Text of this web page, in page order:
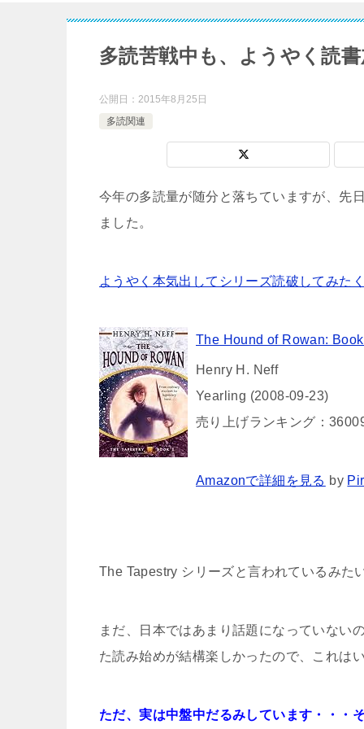
多読苦戦中も、ようやく読
公開日： 2015年8月25日
多読関連
今年の多読量が随分と落ちていますが、先
ました。
ようやく本気出してシリーズ読破してみた
The Hound of Rowan:
Henry H. Neff
Yearling (2008-09-23)
売り上げランキング：
Amazonで詳細を見る by
The Tapestry シリーズと言われているみた
まだ、日本ではあまり話題になっていない
た読み始めが結構楽しかったので、これは
ただ、実は中盤中だるみしています・・・